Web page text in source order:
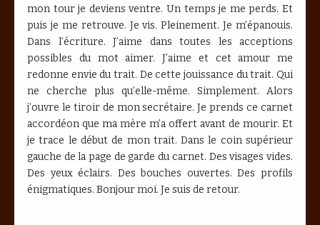
mon tour je deviens ventre. Un temps je me perds. Et
puis je me retrouve. Je vis. Pleinement. Je m’épanouis.
Dans l’écriture. J’aime dans toutes les acceptions
possibles du mot aimer. J’aime et cet amour me
redonne envie du trait. De cette jouissance du trait. Qui
ne cherche plus qu’elle-même. Simplement. Alors
j’ouvre le tiroir de mon secrétaire. Je prends ce carnet
accordéon que ma mère m’a offert avant de mourir. Et
je trace le début de mon trait. Dans le coin supérieur
gauche de la page de garde du carnet. Des visages vides.
Des yeux éclairs. Des bouches ouvertes. Des profils
énigmatiques. Bonjour moi. Je suis de retour.